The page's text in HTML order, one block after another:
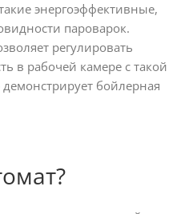
энергоэффективные,
пароварок.
регулировать
в рабочей камере с такой
бойлерная